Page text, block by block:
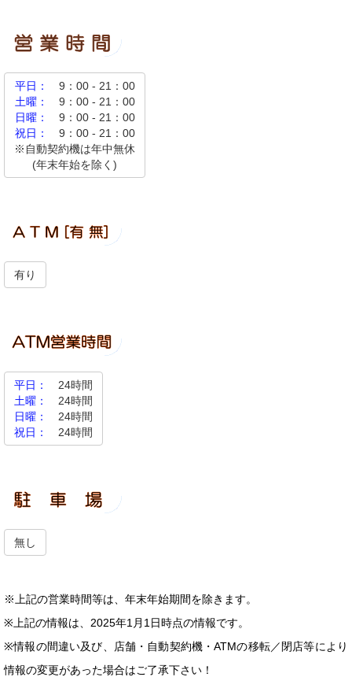
平日：
9：00 - 21：00
土曜：
9：00 - 21：00
日曜：
9：00 - 21：00
祝日：
9：00 - 21：00
※自動契約機は年中無休
(年末年始を除く)
有り
平日：
24時間
土曜：
24時間
日曜：
24時間
祝日：
24時間
無し
※上記の営業時間等は、年末年始期間を除きます。
※上記の情報は、2025年1月1日時点の情報です。
※情報の間違い及び、店舗・自動契約機・ATMの移転／閉店等により
情報の変更があった場合はご了承下さい！